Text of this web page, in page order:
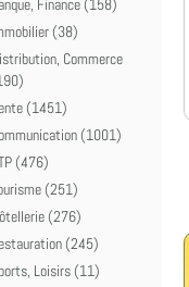
Finance (158)
(38)
Commerce
(1451)
(1001)
(476)
(251)
(276)
(245)
Loisirs (11)